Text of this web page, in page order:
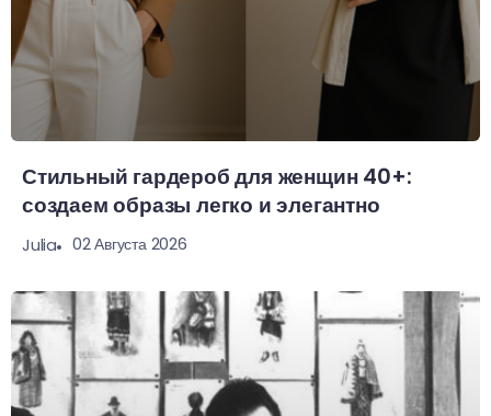
Стильный гардероб для женщин 40+:
создаем образы легко и элегантно
Julia 02 Августа 2026